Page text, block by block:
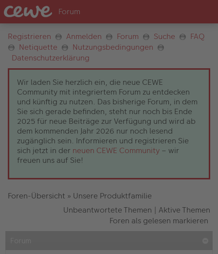
Registrieren Anmelden Forum Suche
FAQ
Netiquette
Nutzungsbedingungen
Datenschutzerklärung
Wir laden Sie herzlich ein, die neue CEWE
Community mit integriertem Forum zu entdecken
und künftig zu nutzen. Das bisherige Forum, in dem
Sie sich gerade befinden, steht nur noch bis Ende
2025 für neue Beiträge zur Verfügung und wird ab
dem kommenden Jahr 2026 nur noch lesend
zugänglich sein. Informieren und registrieren Sie
sich jetzt in der neuen CEWE Community – wir
freuen uns auf Sie!
Foren-Übersicht » Unsere Produktfamilie
Unbeantwortete Themen | Aktive Themen
Foren als gelesen markieren